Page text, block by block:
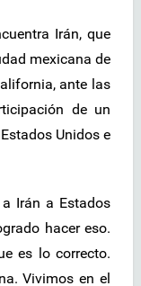
Irán, que
mexicana de
ante las
de un
Unidos e
Irán a Estados
hacer eso.
es lo correcto.
Vivimos en el